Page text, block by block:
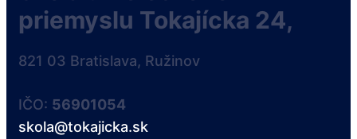
priemyslu Tokajícka 24,
821 03 Bratislava, Ružinov
IČO: 56901054
skola@tokajicka.sk